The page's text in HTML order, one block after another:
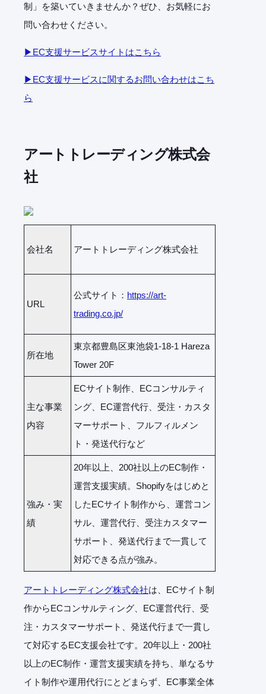
制」を築いていきませんか？ぜひ、お気軽にお
問い合わせください。
▶EC支援サービスサイトはこちら
▶EC支援サービスに関するお問い合わせはこち
ら
アートトレーディング株式会
社
会社名 アートトレーディング株式会社
URL
公式サイト： https://art-
trading.co.jp/
所在地
東京都豊島区東池袋1-18-1 Hareza
Tower 20F
主な事業
内容
ECサイト制作、ECコンサルティ
ング、EC運営代行、受注・カスタ
マーサポート、フルフィルメン
ト・発送代行など
強み・実
績
20年以上、200社以上のEC制作・
運営支援実績。Shopifyをはじめと
したECサイト制作から、運営コン
サル、運営代行、受注カスタマー
サポート、発送代行まで一貫して
対応できる点が強み。
アートトレーディング株式会社は、ECサイト制
作からECコンサルティング、EC運営代行、受
注・カスタマーサポート、発送代行まで一貫し
て対応するEC支援会社です。20年以上・200社
以上のEC制作・運営支援実績を持ち、単なるサ
イト制作や運用代行にとどまらず、EC事業全体